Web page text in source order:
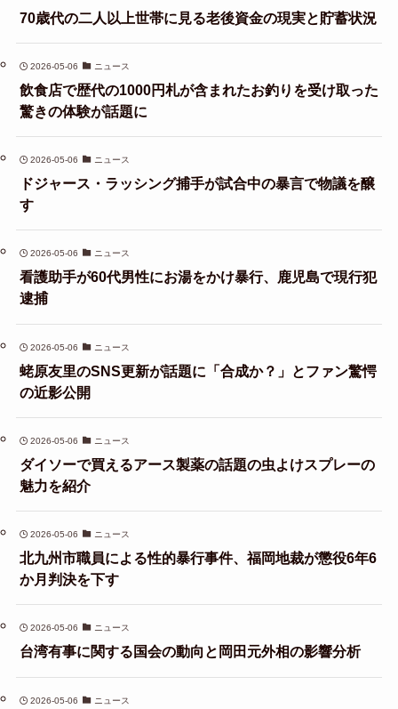
70歳代の二人以上世帯に見る老後資金の現実と貯蓄状況
2026-05-06 ニュース
飲食店で歴代の1000円札が含まれたお釣りを受け取った
驚きの体験が話題に
2026-05-06 ニュース
ドジャース・ラッシング捕手が試合中の暴言で物議を醸
す
2026-05-06 ニュース
看護助手が60代男性にお湯をかけ暴行、鹿児島で現行犯
逮捕
2026-05-06 ニュース
蛯原友里のSNS更新が話題に「合成か？」とファン驚愕
の近影公開
2026-05-06 ニュース
ダイソーで買えるアース製薬の話題の虫よけスプレーの
魅力を紹介
2026-05-06 ニュース
北九州市職員による性的暴行事件、福岡地裁が懲役6年6
か月判決を下す
2026-05-06 ニュース
台湾有事に関する国会の動向と岡田元外相の影響分析
2026-05-06 ニュース